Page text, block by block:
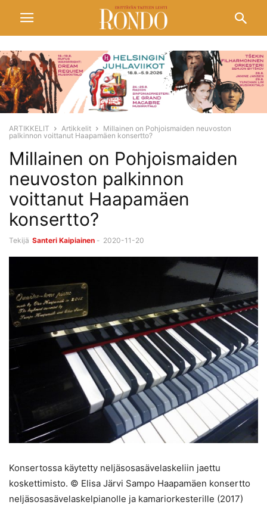
ARTIKKELIT Artikkelit
Millainen on Pohjoismaiden neuvoston
palkinnon voittanut Haapamäen konsertto?
Millainen on Pohjoismaiden
neuvoston palkinnon
voittanut Haapamäen
konsertto?
Tekijä Santeri Kaipiainen - 2020-11-20
Konsertossa käytetty neljäsosasävelaskeliin jaettu
koskettimisto. © Elisa Järvi Sampo Haapamäen konsertto
neljäsosasävelaskelpianolle ja kamariorkesterille (2017)